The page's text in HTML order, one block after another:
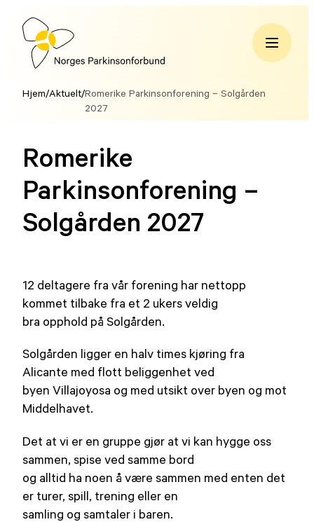
Hopp
innholdNorges
Hjem/Aktuelt/Romerike Parkinsonforening – Solgården
2027
Romerike
Parkinsonforening –
Solgården 2027
12 deltagere fra vår forening har nettopp
kommet tilbake fra et 2 ukers veldig
bra opphold på Solgården.
Solgården ligger en halv times kjøring fra
Alicante med flott beliggenhet ved
byen Villajoyosa og med utsikt over byen og mot
Middelhavet.
Det at vi er en gruppe gjør at vi kan hygge oss
sammen, spise ved samme bord
og alltid ha noen å være sammen med enten det
er turer, spill, trening eller en
samling og samtaler i baren.